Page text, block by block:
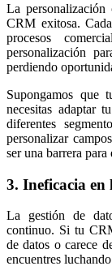
La personalización
CRM exitosa.
procesos
personalización
perdiendo
Supongamos que
necesitas adaptar
diferentes
personalizar
ser una barrera
3. Ineficacia en
La gestión de
continuo. Si tu
de datos o carece
encuentres